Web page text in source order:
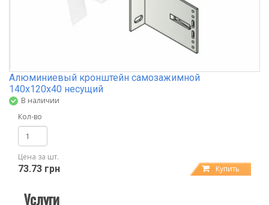
Алюминиевый кронштейн самозажимной
140х120х40 несущий
В наличии
Кол-во
Цена за шт.
73.73 грн Купить
Услуги